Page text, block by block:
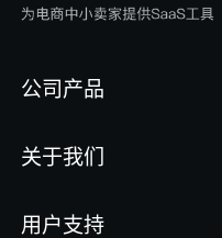
公司产品
关于我们
用户支持